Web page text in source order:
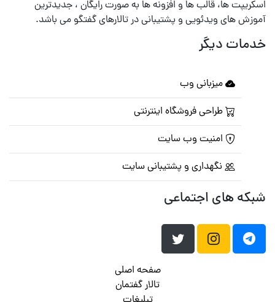
اسکریپت ها، قالب ها و افزونه ها به صورت رایگان ، جدیدترین
آموزش های ویدئویی و پشتیبانی در تالارهای گفتگو می باشد.
خدمات دیگر
میزبانی وب
طراحی فروشگاه اینترنتی
امنیت وب سایت
نگهداری و پشتیبانی سایت
شبکه های اجتماعی
صفحه اصلی
تالار گفتمان